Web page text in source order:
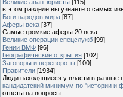
Великие авантюристы [115]
в этом разделе вы узнаете о самых
Боги народов мира [87]
Аферы века [37]
Самые громкие аферы 20 века
Великие операции спецслужб [99]
Гении ВМФ [96]
Географические открытия [102]
Заговоры и перевороты [100]
Правители [1934]
Люди находящиеся у власти в разные
кандидатский минимум по "истории и
ответы на вопросы